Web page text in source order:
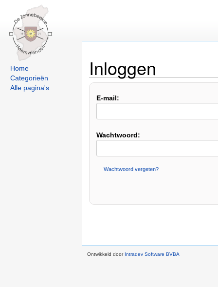
Home
Categorieën
Alle pagina's
Inloggen
E-mail:
Wachtwoord:
Wachtwoord vergeten?
Ontwikkeld door Intradev Software BVBA